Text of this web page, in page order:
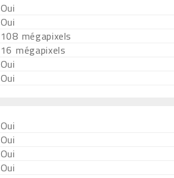
Oui
Oui
108 mégapixels
16 mégapixels
Oui
Oui
Oui
Oui
Oui
Oui